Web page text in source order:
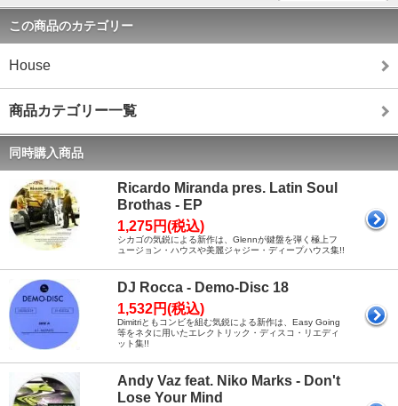
この商品のカテゴリー
House
商品カテゴリー一覧
同時購入商品
Ricardo Miranda pres. Latin Soul
Brothas - EP
1,275円(税込)
シカゴの気鋭による新作は、Glennが鍵盤を弾く極上フ
ュージョン・ハウスや美麗ジャジー・ディープハウス集!!
DJ Rocca - Demo-Disc 18
1,532円(税込)
Dimitriともコンビを組む気鋭による新作は、Easy Going
等をネタに用いたエレクトリック・ディスコ・リエディ
ット集!!
Andy Vaz feat. Niko Marks - Don't
Lose Your Mind